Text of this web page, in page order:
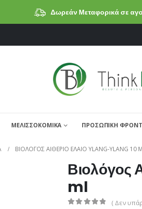
Δωρεάν Μεταφορικά σε
ΜΕΛΙΣΣΟΚΟΜΙΚΑ ΠΡΟΣΩΠΙΚΗ
ΒΙΟΛΌΓΟΣ ΑΙΘΈΡΙΟ ΈΛΑΙΟ YLANG-YLANG 10
Βιολόγος
ml
( Δεν